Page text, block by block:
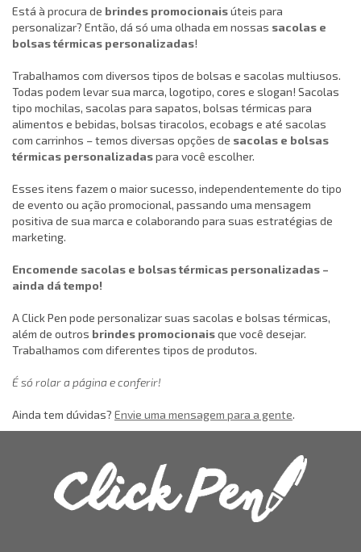
Está à procura de brindes promocionaisúteis para
personalizar? Então, dá só uma olhada em nossas sacolas e
bolsas térmicas personalizadas!
Trabalhamos com diversos tipos de bolsas e sacolas multiusos.
Todas podem levar sua marca, logotipo, cores e slogan! Sacolas
tipo mochilas, sacolas para sapatos, bolsas térmicas para
alimentos e bebidas, bolsas tiracolos, ecobags e até sacolas
com carrinhos – temos diversas opções de sacolas e bolsas
térmicas personalizadaspara você escolher.
Esses itens fazem o maior sucesso, independentemente do tipo
de evento ou ação promocional, passando uma mensagem
positiva de sua marca e colaborando para suas estratégias de
marketing.
Encomende sacolas e bolsas térmicas personalizadas –
ainda dá tempo!
A Click Pen pode personalizar suas sacolas e bolsas térmicas,
além de outros brindes promocionaisque você desejar.
Trabalhamos com diferentes tipos de produtos.
É só rolar a página e conferir!
Ainda tem dúvidas? Envie uma mensagem para a gente.